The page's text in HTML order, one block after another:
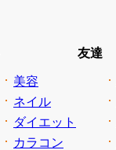
美容
ネイル
ダイエット
カラコン
友達